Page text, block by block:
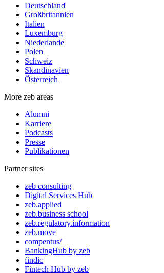
Deutschland
Großbritannien
Italien
Luxemburg
Niederlande
Polen
Schweiz
Skandinavien
Österreich
More zeb areas
Alumni
Karriere
Podcasts
Presse
Publikationen
Partner sites
zeb consulting
Digital Services Hub
zeb.applied
zeb.business school
zeb.regulatory.information
zeb.move
compentus/
BankingHub by zeb
findic
Fintech Hub by zeb